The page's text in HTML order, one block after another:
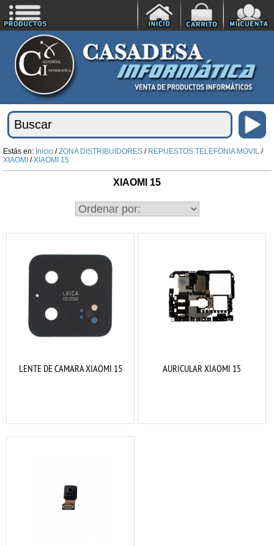
Estás en: Inicio /ZONA DISTRIBUIDORES / REPUESTOS TELEFONIA MOVIL /
XIAOMI /XIAOMI 15
XIAOMI 15
LENTE DE CAMARA XIAOMI 15 AURICULAR XIAOMI 15